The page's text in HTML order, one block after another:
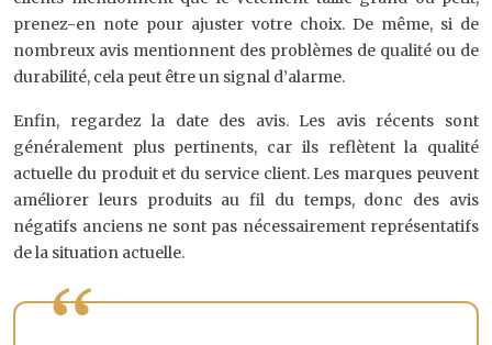
prenez-en note pour ajuster votre choix. De même, si de
nombreux avis mentionnent des problèmes de qualité ou de
durabilité, cela peut être un signal d’alarme.
Enfin, regardez la date des avis. Les avis récents sont
généralement plus pertinents, car ils reflètent la qualité
actuelle du produit et du service client. Les marques peuvent
améliorer leurs produits au fil du temps, donc des avis
négatifs anciens ne sont pas nécessairement représentatifs
de la situation actuelle.